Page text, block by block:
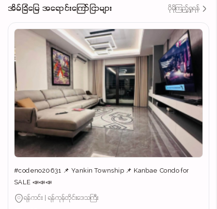
အိမ်ခြံမြေ အရောင်းကြော်ငြာများ ပိုမိုကြည့်ရှုရန်
#codeno20631 📌 Yankin Township 📌 Kanbae Condo for
SALE 📣📣📣
ရန်ကင်း | ရန်ကုန်တိုင်းဒေသကြီး